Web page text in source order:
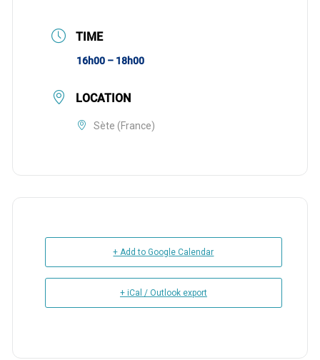
TIME
16h00 – 18h00
LOCATION
Sète (France)
+ Add to Google Calendar
+ iCal / Outlook export